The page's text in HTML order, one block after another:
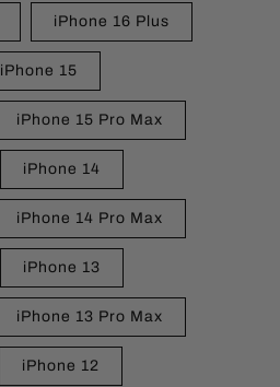
iPhone 16 Plus
iPhone 15
iPhone 15 Pro Max
iPhone 14
iPhone 14 Pro Max
iPhone 13
iPhone 13 Pro Max
iPhone 12